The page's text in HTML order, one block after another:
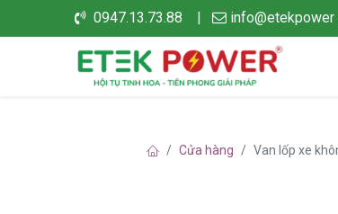
0947.13.73.88 | info@etekpower
Cửa hàng Van lốp xe